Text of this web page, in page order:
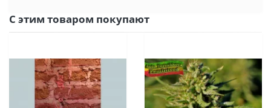
С этим товаром покупают